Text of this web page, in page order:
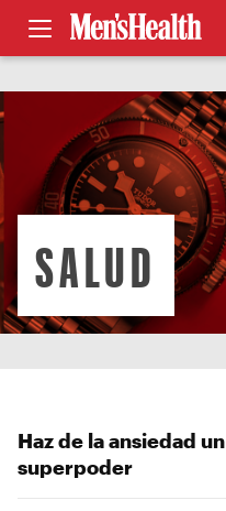
SALUD
Haz de la ansiedad un
superpoder